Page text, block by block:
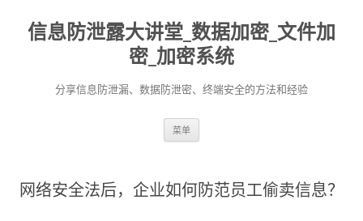
信息防泄露大讲堂_数据加密_文件加
密_加密系统
分享信息防泄漏、数据防泄密、终端安全的方法和经验
菜单
网络安全法后，企业如何防范员工偷卖信息？